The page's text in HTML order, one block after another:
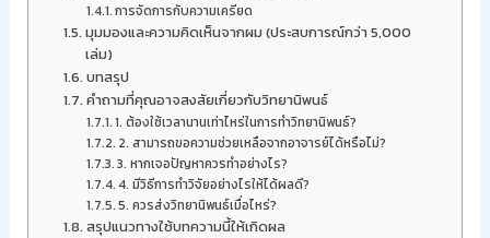
การจัดการกับความเครียด
มุมมองและความคิดเห็นจากผม (ประสบการณ์กว่า 5,000
เล่ม)
บทสรุป
คำถามที่คุณอาจสงสัยเกี่ยวกับวิทยานิพนธ์
1. ต้องใช้เวลานานเท่าไหร่ในการทำวิทยานิพนธ์?
2. สามารถขอความช่วยเหลือจากอาจารย์ได้หรือไม่?
3. หากเจอปัญหาควรทำอย่างไร?
4. มีวิธีการทำวิจัยอย่างไรให้ได้ผลดี?
5. ควรส่งวิทยานิพนธ์เมื่อไหร่?
สรุปแนวทางใช้บทความนี้ให้เกิดผล